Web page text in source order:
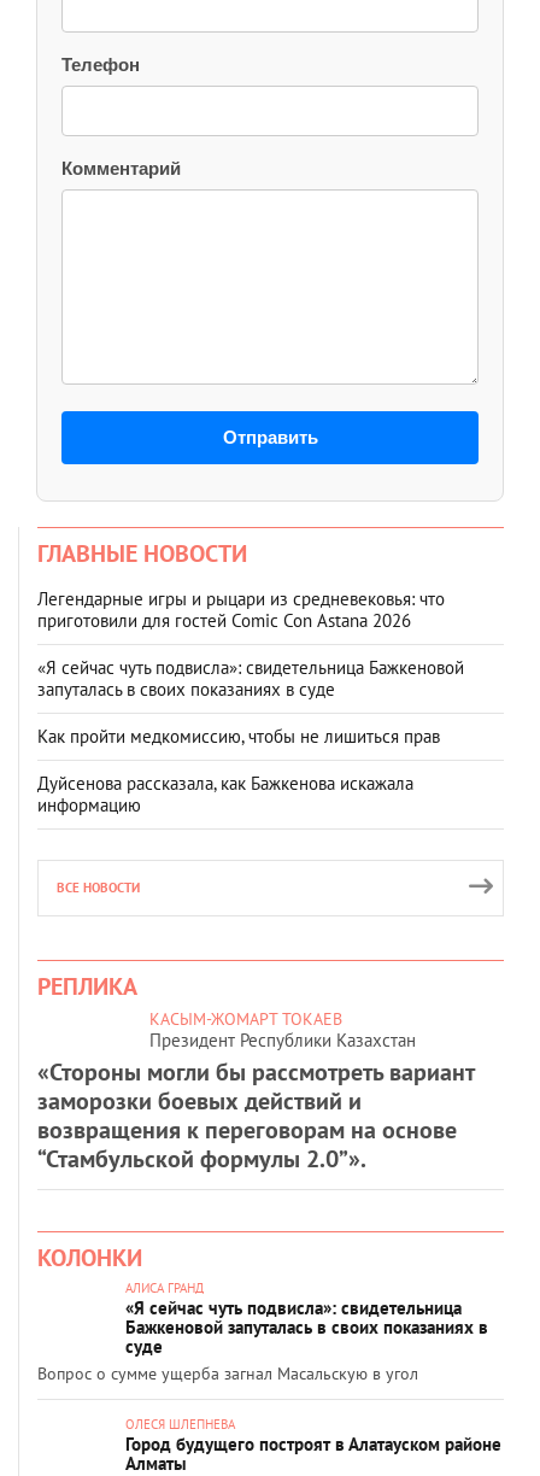
Телефон
Комментарий
Отправить
ГЛАВНЫЕ НОВОСТИ
Легендарные игры и рыцари из средневековья: что
приготовили для гостей Comic Con Astana 2026
«Я сейчас чуть подвисла»: свидетельница Бажкеновой
запуталась в своих показаниях в суде
Как пройти медкомиссию, чтобы не лишиться прав
Дуйсенова рассказала, как Бажкенова искажала
информацию
ВСЕ НОВОСТИ
РЕПЛИКА
КАСЫМ-ЖОМАРТ ТОКАЕВ
Президент Республики Казахстан
«Стороны могли бы рассмотреть вариант
заморозки боевых действий и
возвращения к переговорам на основе
“Стамбульской формулы 2.0”».
КОЛОНКИ
АЛИСА ГРАНД
«Я сейчас чуть подвисла»: свидетельница
Бажкеновой запуталась в своих показаниях в
суде
Вопрос о сумме ущерба загнал Масальскую в угол
ОЛЕСЯ ШЛЕПНЕВА
Город будущего построят в Алатауском районе
Алматы